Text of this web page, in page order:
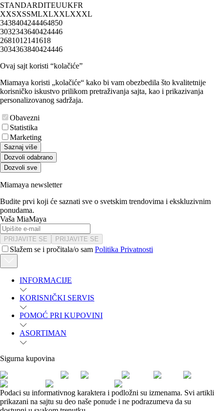
STANDARDITEUUKFR
XXSXSSMLXLXXLXXXL
3438404244464850
3032343640424446
2681012141618
3034363840424446
Ovaj sajt koristi “kolačiće”
Miamaya koristi „kolačiće“ kako bi vam obezbedila što kvalitetnije
korisničko iskustvo prilikom pretraživanja sajta, kao i prikazivanja
personalizovanog sadržaja.
Obavezni
Statistika
Marketing
Saznaj više
Dozvoli odabrano
Dozvoli sve
Miamaya newsletter
Budite prvi koji će saznati sve o svetskim trendovima i ekskluzivnim
ponudama.
Vaša MiaMaya
PRIJAVITE SE PRIJAVITE SE
Slažem se i pročitala/o sam Politika Privatnosti
INFORMACIJE
KORISNIČKI SERVIS
POMOĆ PRI KUPOVINI
ASORTIMAN
Sigurna kupovina
Podaci su informativnog karaktera i podložni su izmenama. Svi artikli
prikazani na sajtu su deo naše ponude i ne podrazumeva da su